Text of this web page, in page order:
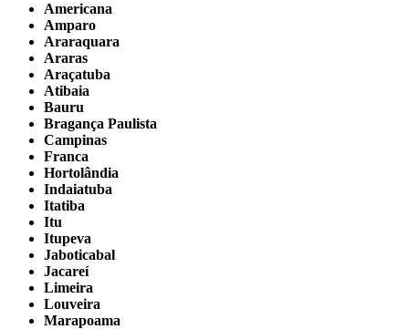
Americana
Amparo
Araraquara
Araras
Araçatuba
Atibaia
Bauru
Bragança Paulista
Campinas
Franca
Hortolândia
Indaiatuba
Itatiba
Itu
Itupeva
Jaboticabal
Jacareí
Limeira
Louveira
Marapoama